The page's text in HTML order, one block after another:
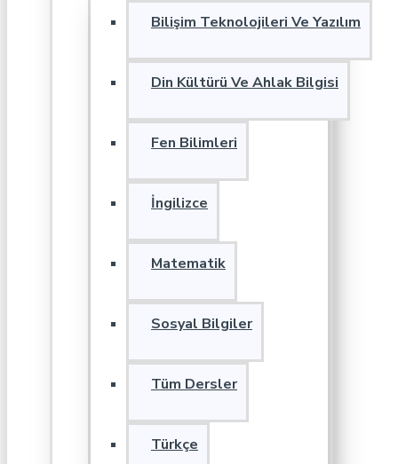
Bilişim Teknolojileri Ve Yazılım
Din Kültürü Ve Ahlak Bilgisi
Fen Bilimleri
İngilizce
Matematik
Sosyal Bilgiler
Tüm Dersler
Türkçe